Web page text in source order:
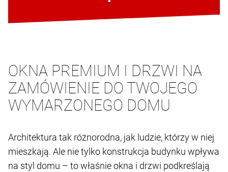
OKNA PREMIUM I DRZWI NA
ZAMÓWIENIE DO TWOJEGO
WYMARZONEGO DOMU
Architektura tak różnorodna, jak ludzie, którzy w niej
mieszkają. Ale nie tylko konstrukcja budynku wpływa
na styl domu – to właśnie okna i drzwi podkreślają